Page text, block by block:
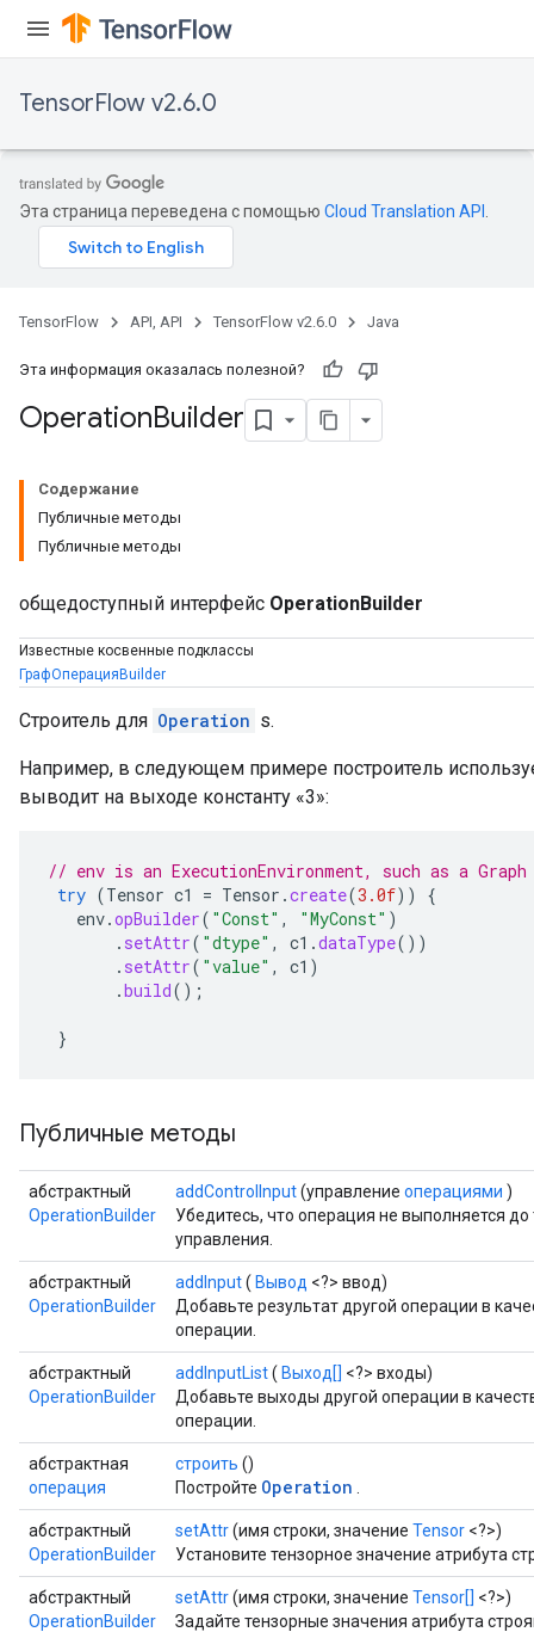
TensorFlow v2.6.0
Эта страница переведена с помощью Cloud Translation API
TensorFlow API, API TensorFlow v2.6.0 Java
Эта информация оказалась полезной?
OperationBuilder
Содержание
Публичные методы
Публичные методы
общедоступный интерфейс OperationBuilder
Известные косвенные подклассы
ГрафОперацияBuilder
Строитель для Operation s.
Например, в следующем примере построитель
выводит на выходе константу «3»:
// env is an ExecutionEnvironment, such as a
try (Tensor c1 = Tensor .create(3.0f))
{
env.opBuilder( "Const" , "MyConst" )
. setAttr( "dtype" , c1 .dataType())
. setAttr( "value" , c1 )
.build();
}
Публичные методы
абстрактный
OperationBuilder
addControlInput(управление операциями )
Убедитесь, что операция не выполняется
управления.
абстрактный
OperationBuilder
addInput( Вывод <?> ввод)
Добавьте результат другой операции в
операции.
абстрактный
OperationBuilder
addInputList( Выход[] <?> входы)
Добавьте выходы другой операции в
операции.
абстрактная
операция
строить ()
Постройте Operation
абстрактный
OperationBuilder
setAttr(имя строки, значение Tensor <?>)
Установите тензорное значение атрибута
абстрактный
OperationBuilder
setAttr(имя строки, значение Tensor[] <?>)
Задайте тензорные значения атрибута